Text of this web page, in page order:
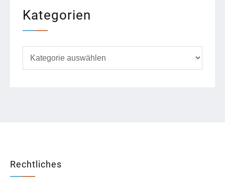
Kategorien
Rechtliches